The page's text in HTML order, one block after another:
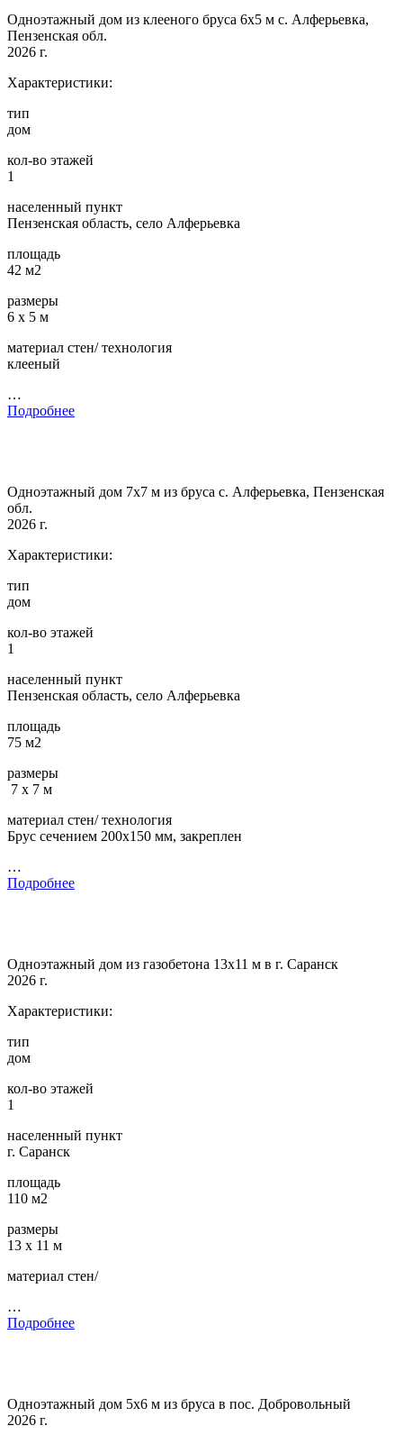
Одноэтажный дом из клееного бруса 6х5 м с. Алферьевка,
Пензенская обл.
2026 г.
Характеристики:
тип
дом
кол-во этажей
1
населенный пункт
Пензенская область, село Алферьевка
площадь
42 м2
размеры
6 х 5 м
материал стен/ технология
клееный
…
Подробнее
Одноэтажный дом 7х7 м из бруса с. Алферьевка, Пензенская
обл.
2026 г.
Характеристики:
тип
дом
кол-во этажей
1
населенный пункт
Пензенская область, село Алферьевка
площадь
75 м2
размеры
7 х 7 м
материал стен/ технология
Брус сечением 200х150 мм, закреплен
…
Подробнее
Одноэтажный дом из газобетона 13х11 м в г. Саранск
2026 г.
Характеристики:
тип
дом
кол-во этажей
1
населенный пункт
г. Саранск
площадь
110 м2
размеры
13 х 11 м
материал стен/
…
Подробнее
Одноэтажный дом 5х6 м из бруса в пос. Добровольный
2026 г.